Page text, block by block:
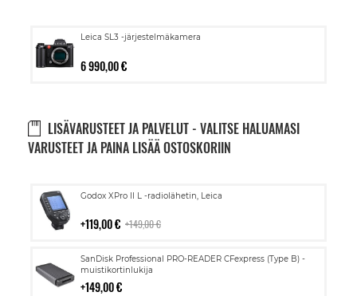
Leica SL3 -järjestelmäkamera
6 990,00 €
LISÄVARUSTEET JA PALVELUT - VALITSE HALUAMASI
VARUSTEET JA PAINA LISÄÄ OSTOSKORIIN
Godox XPro II L -radiolähetin, Leica
119,00 € 149,00 €
Lisää
SanDisk Professional PRO-READER CFexpress (Type B) -
muistikortinlukija
149,00 €
Lisää
ostoskoriin